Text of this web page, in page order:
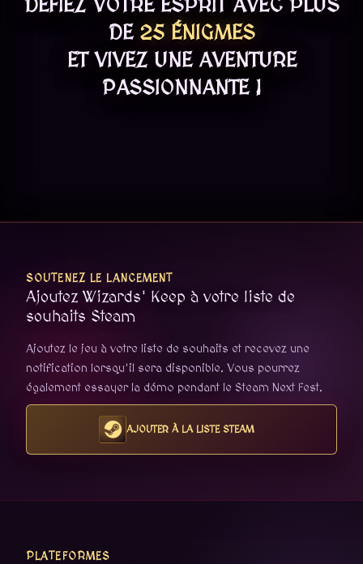
DÉFIEZ VOTRE ESPRIT AVEC PLUS
DE 25 ÉNIGMES
ET VIVEZ UNE AVENTURE
PASSIONNANTE !
SOUTENEZ LE LANCEMENT
Ajoutez Wizards' Keep à votre liste de
souhaits Steam
Ajoutez le jeu à votre liste de souhaits et recevez une
notification lorsqu'il sera disponible. Vous pourrez
également essayer la démo pendant le Steam Next Fest.
AJOUTER À LA LISTE STEAM
PLATEFORMES